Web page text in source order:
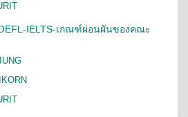
IELTS-เกณฑ์ผ่อนผันของคณะ